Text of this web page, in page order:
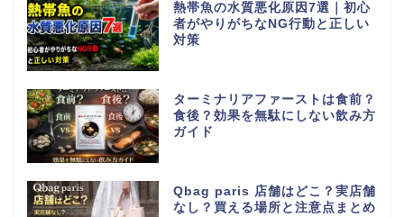
熱帯魚の水質悪化原因7選｜初心
者がやりがちなNG行動と正しい
対策
ターミナリアファーストは食前？
食後？効果を無駄にしない飲み方
ガイド
Qbag paris 店舗はどこ？実店舗
なし？買える場所と注意点まとめ